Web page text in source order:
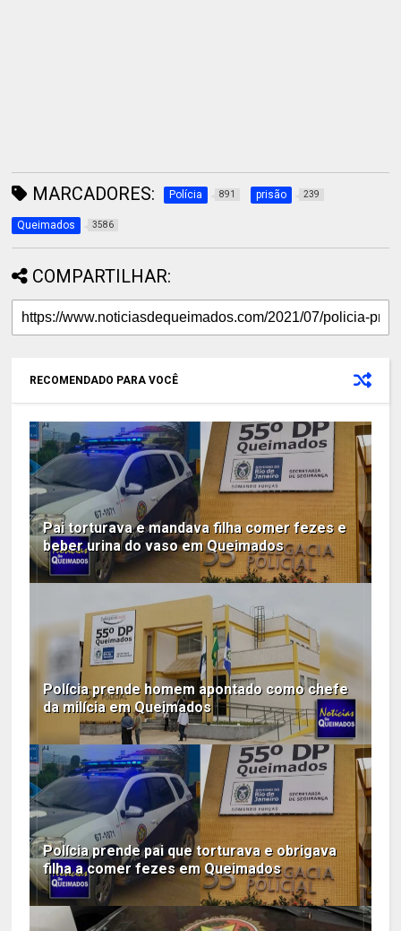
MARCADORES: Polícia 891 prisão 239
Queimados 3586
COMPARTILHAR:
RECOMENDADO PARA VOCÊ
Pai torturava e mandava filha comer fezes e
beber urina do vaso em Queimados
Polícia prende homem apontado como chefe
da milícia em Queimados
Polícia prende pai que torturava e obrigava
filha a comer fezes em Queimados